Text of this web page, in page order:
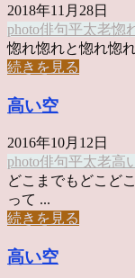
2018年11月28日
photo俳句平太老惚
惚れ惚れと惚れ惚
続きを見る
高い空
2016年10月12日
photo俳句平太老高
どこまでもどこど
って ...
続きを見る
高い空